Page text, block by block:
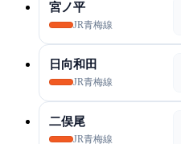
宮ノ平
JR青梅線
日向和田
JR青梅線
二俣尾
JR青梅線